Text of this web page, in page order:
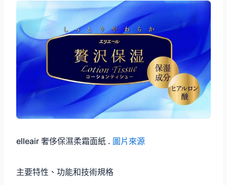
elleair 奢侈保濕柔霜面紙 . 圖片來源
主要特性、功能和技術規格